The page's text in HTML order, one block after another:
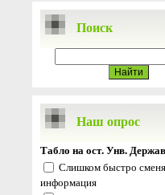
Поиск
Наш опрос
Табло на ост. Унв.
Слишком быстро
информация